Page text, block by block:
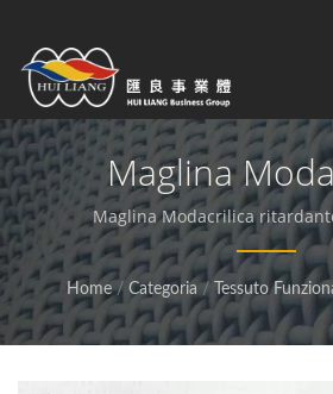
Maglina
Ritardante Di
Tessuto
Produttore Di
Maglina Modacrilica
dedichiamo alla produzione di
sostenibili e materiali
Home / Categoria / Tessuto